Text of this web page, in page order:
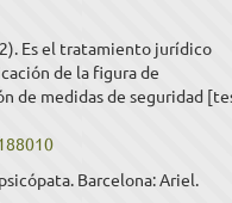
Es el tratamiento jurídico
de la figura de
de medidas de seguridad
Barcelona: Ariel.